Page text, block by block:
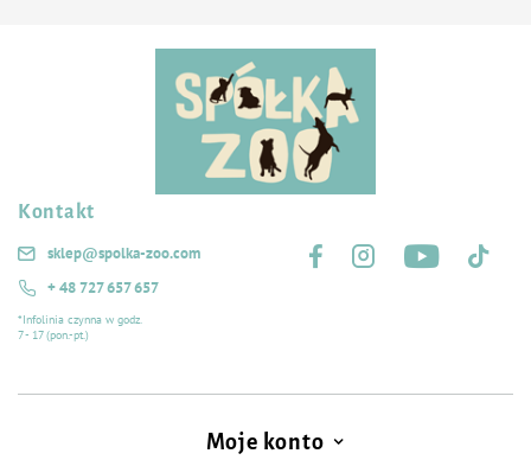
Kontakt
sklep@spolka-zoo.com
+ 48 727 657 657
*Infolinia czynna w godz.
7 - 17 (pon.-pt.)
Moje konto